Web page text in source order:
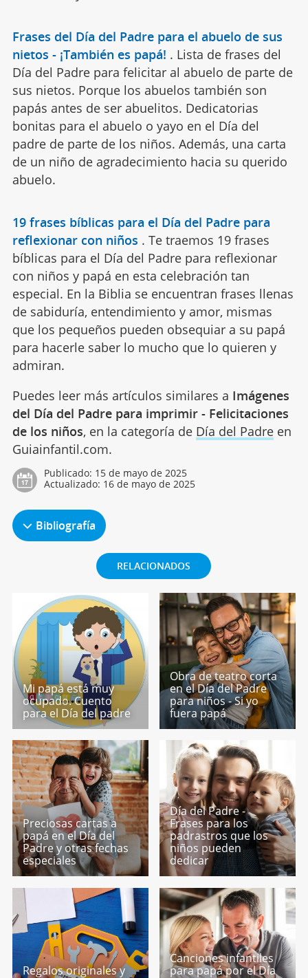
Frases del Día del Padre para el abuelo de sus
nietos - ¡También es papá! . Lista de frases del
Día del Padre para felicitar al abuelo de parte de
sus nietos. Porque los abuelos también son
papás antes de ser abuelitos. Dedicatorias
bonitas para el abuelo o yayo en el Día del
padre de parte de los niños. Además, una carta
de un niño de agradecimiento hacia su querido
abuelo.
19 frases bíblicas para el Día del Padre para
reflexionar con niños . Te traemos 19 frases
bíblicas para el Día del Padre para reflexionar
con niños y papá en esta celebración tan
especial. En la Biblia se encuentran frases llenas
de sabiduría, entendimiento y amor, mismas
que los pequeños pueden obsequiar a su papá
para hacerle saber lo mucho que lo quieren y
admiran.
Puedes leer más artículos similares a Imágenes
del Día del Padre para imprimir - Felicitaciones
de los niños, en la categoría de Día del Padreen
Guiainfantil.com.
Publicado: 15 de mayo de 2025
Actualizado: 16 de mayo de 2025
Bibliografía
RELACIONADOS
Mi papá está muy
ocupado. Cuento
para el Día del padre
Obra de teatro corta
en el Día del Padre
para niños - Si yo
fuera papá
Preciosas cartas a
papá en el Día del
Padre y otras fechas
especiales
Día del Padre -
Frases para los
padrastros que los
niños pueden
dedicar
Regalos originales y
Canciones infantiles
para papá por el Día